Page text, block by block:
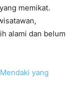
memikat.
alami dan belum
yang